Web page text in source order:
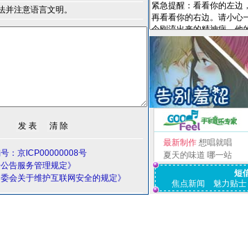
并注意语言文明。
：京ICP00000008号
告服务管理规定》
会关于维护互联网安全的规定》
最新制作 想唱就唱
夏天的味道 哪一站
短
焦点新闻
魅力贴士